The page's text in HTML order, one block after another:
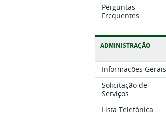
Perguntas
Frequentes
ADMINISTRAÇÃO
Informações Gerais
Solicitação de
Serviços
Lista Telefônica